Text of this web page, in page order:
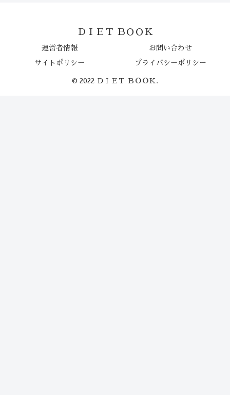
ＤＩＥＴ ＢＯＯＫ
運営者情報 お問い合わせ
サイトポリシー プライバシーポリシー
© 2022 ＤＩＥＴ ＢＯＯＫ.